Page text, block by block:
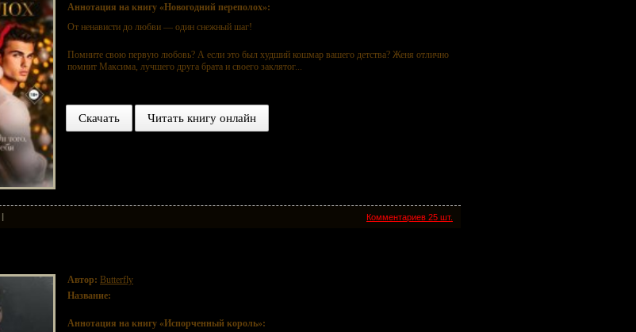
Аннотация на книгу «Новогодний переполох»:
От ненависти до любви — один снежный шаг!
Помните свою первую любовь? А если это был худший кошмар вашего детства? Женя отлично
помнит Максима, лучшего друга брата и своего заклятог...
Скачать Читать книгу онлайн
Комментариев 25 шт.
Автор: Butterfly
Название:
Аннотация на книгу «Испорченный король»: